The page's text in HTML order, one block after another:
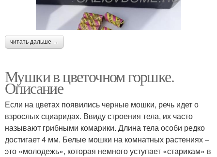
читать дальше →
Мушки в цветочном горшке.
Описание
Если на цветах появились черные мошки, речь идет о
взрослых сциаридах. Ввиду строения тела, их часто
называют грибными комарики. Длина тела особи редко
достигает 4 мм. Белые мошки на комнатных растениях –
это «молодежь», которая немного уступает «старикам» в